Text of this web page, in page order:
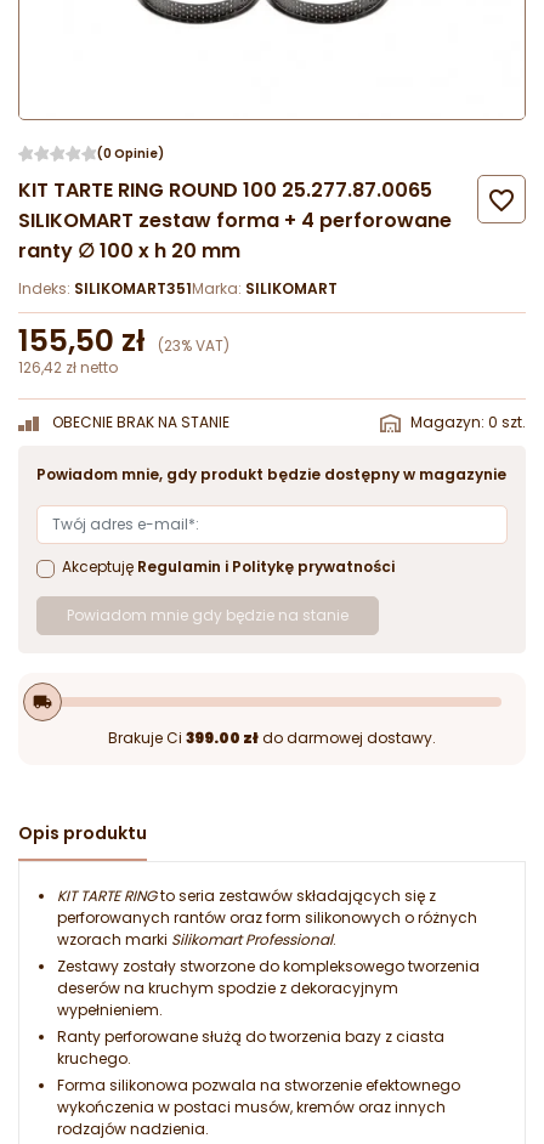
(0 Opinie)
KIT TARTE RING ROUND 100 25.277.87.0065
SILIKOMART zestaw forma + 4 perforowane
ranty ∅ 100 x h 20 mm

Indeks: SILIKOMART351Marka: SILIKOMART
155,50 zł
(23% VAT)
126,42 zł netto
OBECNIE BRAK NA STANIE Magazyn: 0 szt.
Powiadom mnie, gdy produkt będzie dostępny w magazynie
Akceptuję Regulamin i Politykę prywatności
Powiadom mnie gdy będzie na stanie
local_shipping
Brakuje Ci 399.00 złdo darmowej dostawy.
Opis produktu
KIT TARTE RINGto seria zestawów składających się z
perforowanych rantów oraz form silikonowych o różnych
wzorach marki Silikomart Professional.
Zestawy zostały stworzone do kompleksowego tworzenia
deserów na kruchym spodzie z dekoracyjnym
wypełnieniem.
Ranty perforowane służą do tworzenia bazy z ciasta
kruchego.
Forma silikonowa pozwala na stworzenie efektownego
wykończenia w postaci musów, kremów oraz innych
rodzajów nadzienia.